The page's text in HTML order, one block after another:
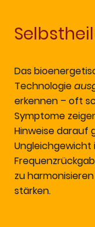
Das
Technologie
erkennen – oft
Symptome
Hinweise darauf
Ungleichgewicht
zu harmonisieren
stärken.